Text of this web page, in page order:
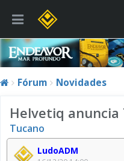
Fórum Novidades
Helvetiq anuncia
Tucano
LudoADM